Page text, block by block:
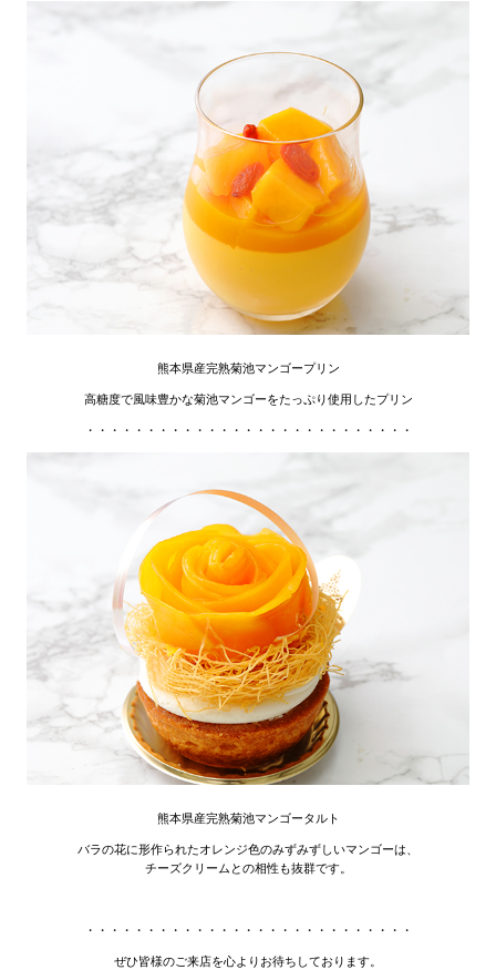
熊本県産完熟菊池マンゴープリン
高糖度で風味豊かな菊池マンゴーをたっぷり使用したプリン
・・・・・・・・・・・・・・・・・・・・・・・・・・・
熊本県産完熟菊池マンゴータルト
バラの花に形作られたオレンジ色のみずみずしいマンゴーは、
チーズクリームとの相性も抜群です。
・・・・・・・・・・・・・・・・・・・・・・・・・・・
ぜひ皆様のご来店を心よりお待ちしております。